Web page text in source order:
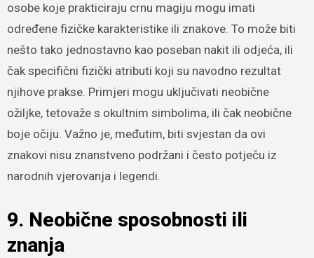
osobe koje prakticiraju crnu magiju mogu imati
određene fizičke karakteristike ili znakove. To može biti
nešto tako jednostavno kao poseban nakit ili odjeća, ili
čak specifični fizički atributi koji su navodno rezultat
njihove prakse. Primjeri mogu uključivati neobične
ožiljke, tetovaže s okultnim simbolima, ili čak neobične
boje očiju. Važno je, međutim, biti svjestan da ovi
znakovi nisu znanstveno podržani i često potječu iz
narodnih vjerovanja i legendi.
9. Neobične sposobnosti ili
znanja